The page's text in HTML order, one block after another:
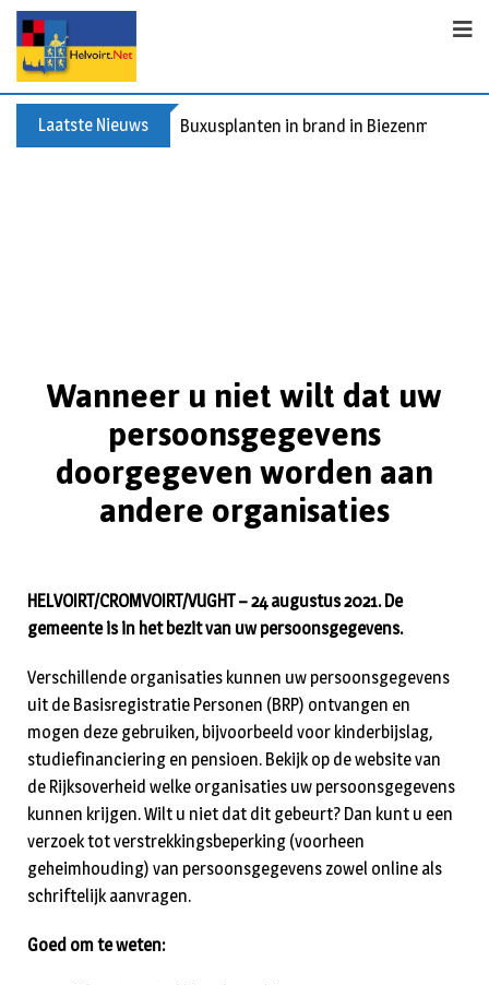
Laatste Nieuws Buxusplanten in brand in Biezenmortel,
Wanneer u niet wilt dat uw
persoonsgegevens
doorgegeven worden aan
andere organisaties
HELVOIRT/CROMVOIRT/VUGHT – 24 augustus 2021. De
gemeente is in het bezit van uw persoonsgegevens.
Verschillende organisaties kunnen uw persoonsgegevens
uit de Basisregistratie Personen (BRP) ontvangen en
mogen deze gebruiken, bijvoorbeeld voor kinderbijslag,
studiefinanciering en pensioen. Bekijk op de website van
de Rijksoverheid welke organisaties uw persoonsgegevens
kunnen krijgen. Wilt u niet dat dit gebeurt? Dan kunt u een
verzoek tot verstrekkingsbeperking (voorheen
geheimhouding) van persoonsgegevens zowel online als
schriftelijk aanvragen.
Goed om te weten: